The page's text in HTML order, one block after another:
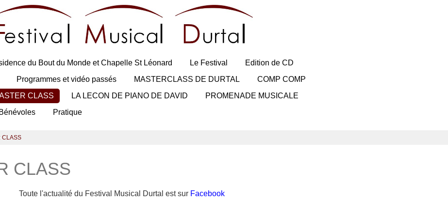
du Bout du Monde et Chapelle St Léonard Le Festival
Edition de CD
Programmes et vidéo passés MASTERCLASS DE DURTAL
COMP COMP
CLASS LA LECON DE PIANO DE DAVID
PROMENADE MUSICALE
Bénévoles Pratique
CLASS
CLASS
Toute l'actualité du Festival Musical Durtal est sur Facebook